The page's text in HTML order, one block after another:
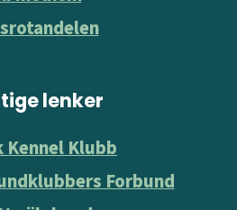
lenker
Kennel Klubb
Forbund